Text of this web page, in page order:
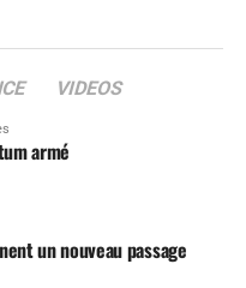
VIDEOS
armé
un nouveau passage